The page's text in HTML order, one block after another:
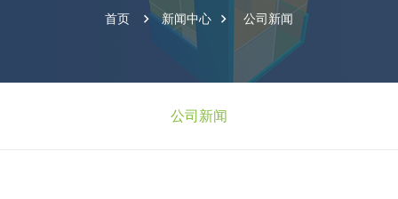
首页 新闻中心 公司新闻
公司新闻